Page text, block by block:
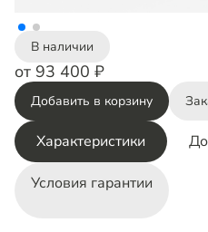
В наличии
от 93 400 ₽
Добавить в корзину
Характеристики
Условия гарантии